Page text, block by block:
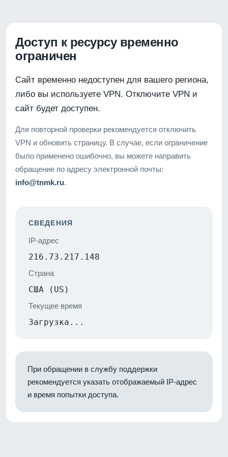
Доступ к ресурсу временно
ограничен
Сайт временно недоступен для вашего региона,
либо вы используете VPN. Отключите VPN и
сайт будет доступен.
Для повторной проверки рекомендуется отключить
VPN и обновить страницу. В случае, если ограничение
было применено ошибочно, вы можете направить
обращение по адресу электронной почты:
info@tnmk.ru.
СВЕДЕНИЯ
IP-адрес
216.73.217.148
Страна
США (US)
Текущее время
Загрузка...
При обращении в службу поддержки
рекомендуется указать отображаемый IP-адрес
и время попытки доступа.